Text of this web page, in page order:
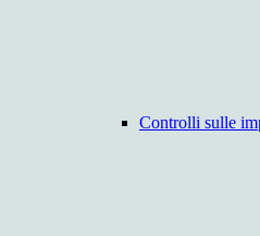
Controlli sulle